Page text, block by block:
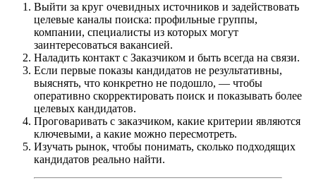
Выйти за круг очевидных источников и задействовать
целевые каналы поиска: профильные группы,
компании, специалисты из которых могут
заинтересоваться вакансией.
Наладить контакт с Заказчиком и быть всегда на связи.
Если первые показы кандидатов не результативны,
выяснять, что конкретно не подошло, — чтобы
оперативно скорректировать поиск и показывать более
целевых кандидатов.
Проговаривать с заказчиком, какие критерии являются
ключевыми, а какие можно пересмотреть.
Изучать рынок, чтобы понимать, сколько подходящих
кандидатов реально найти.